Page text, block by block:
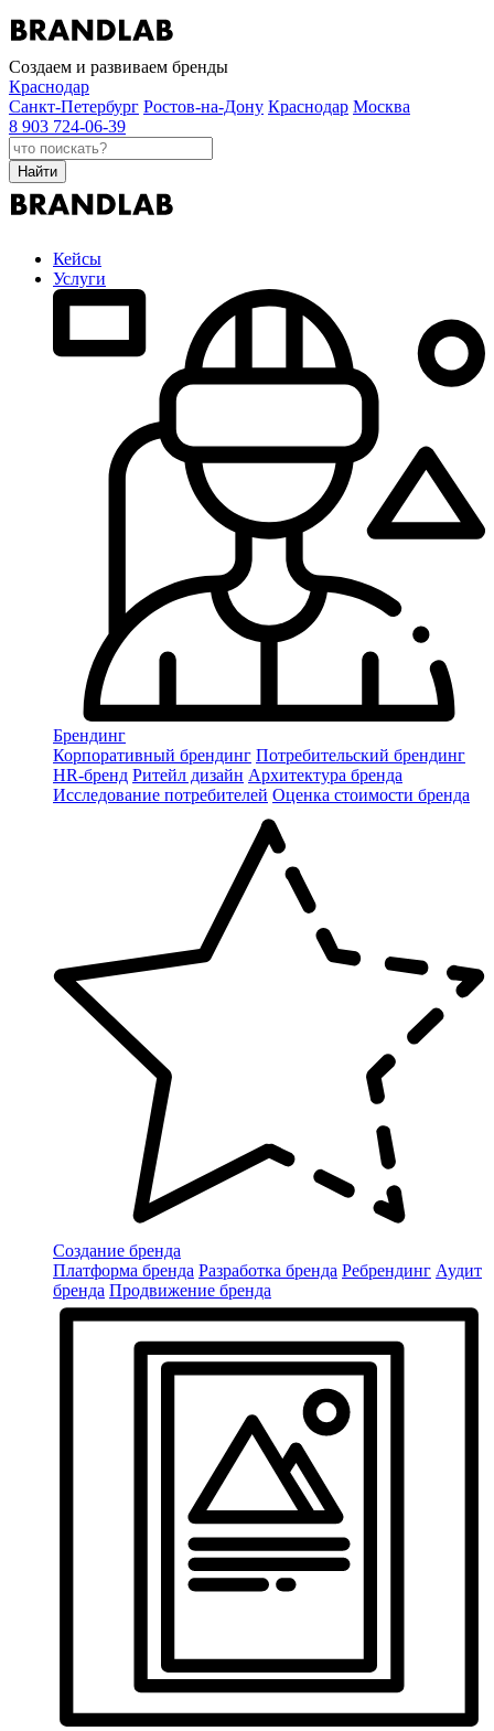
Создаем и развиваем бренды
Краснодар
Санкт-Петербург Ростов-на-Дону Краснодар Москва
8 903 724-06-39
Найти
Кейсы
Услуги
Брендинг
Корпоративный брендинг Потребительский брендинг
НR-бренд Ритейл дизайн Архитектура бренда
Исследование потребителей Оценка стоимости бренда
Создание бренда
Платформа бренда Разработка бренда Ребрендинг Аудит
бренда Продвижение бренда